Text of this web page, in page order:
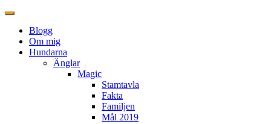
Blogg
Om mig
Hundarna
Änglar
Magic
Stamtavla
Fakta
Familjen
Mål 2019